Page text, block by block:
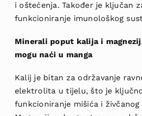
i oštećenja. Također je ključan
funkcioniranje imunološkog
Minerali poput kalija i
mogu naći u manga
Kalij je bitan za održavanje
elektrolita u tijelu, što je
funkcioniranje mišića i živčanog